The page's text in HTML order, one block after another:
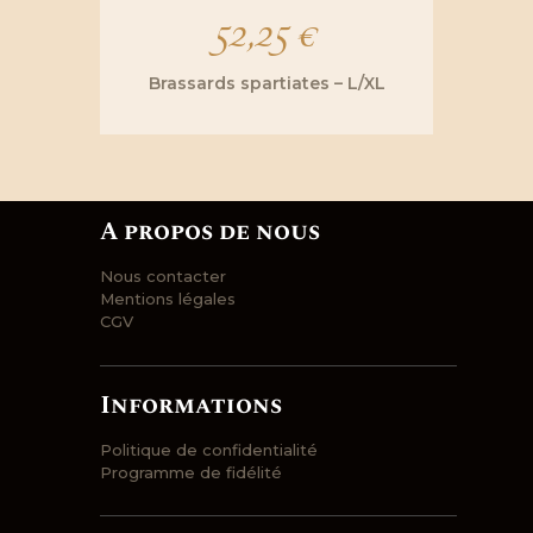
52,25€
Brassards spartiates – L/XL
A propos de nous
Nous contacter
Mentions légales
CGV
Informations
Politique de confidentialité
Programme de fidélité